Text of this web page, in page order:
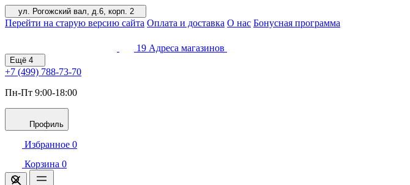
ул. Рогожский вал, д.6, корп. 2
Перейти на старую версию сайта Оплата и доставка О нас Бонусная программа
19 Адреса магазинов
Ещё 4
+7 (499) 788-73-70
Пн-Пт 9:00-18:00
Профиль
Избранное 0
Корзина 0